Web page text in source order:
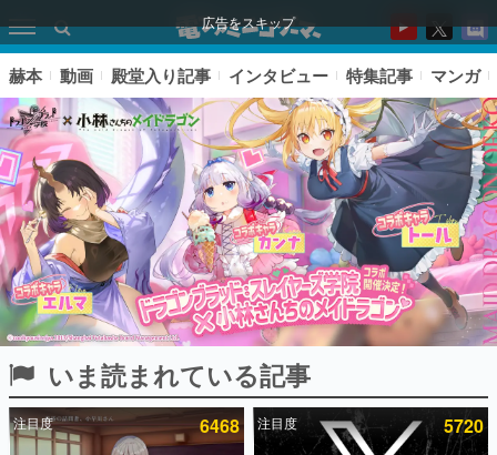
広告をスキップ
ピックアップ
電ファミのいま読まれている記事ランキング
赫本 動画 殿堂入り記事 インタビュー 特集記事 マンガ
いま読まれている記事
注目度 6468 注目度 5720